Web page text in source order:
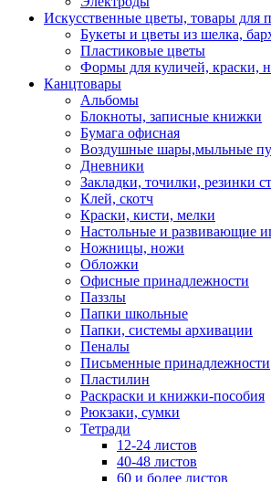
Искусственные цветы, товары для
Букеты и цветы из шелка,
Пластиковые цветы
Формы для куличей, краски,
Канцтовары
Альбомы
Блокноты, записные книжки
Бумага офисная
Воздушные шары,мыльные
Дневники
Закладки, точилки, резинки
Клей, скотч
Краски, кисти, мелки
Настольные и развивающие
Ножницы, ножи
Обложки
Офисные принадлежности
Паззлы
Папки школьные
Папки, системы архивации
Пеналы
Письменные принадлежности
Пластилин
Раскраски и книжки-пособия
Рюкзаки, сумки
Тетради
12-24 листов
40-48 листов
60 и более листов